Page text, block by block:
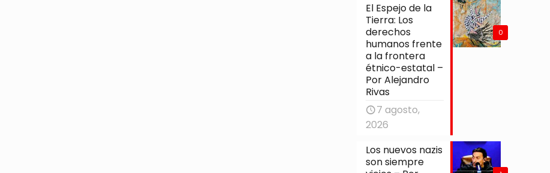
0
El Espejo de la
Tierra: Los
derechos
humanos frente
a la frontera
étnico-estatal –
Por Alejandro
Rivas
7 agosto,
2026
Los nuevos nazis
son siempre